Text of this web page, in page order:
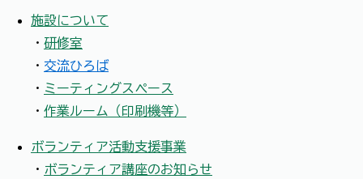
施設について
・ 研修室
・ 交流ひろば
・ ミーティングスペース
・ 作業ルーム（印刷機等）
ボランティア活動支援事業
・ ボランティア講座のお知らせ